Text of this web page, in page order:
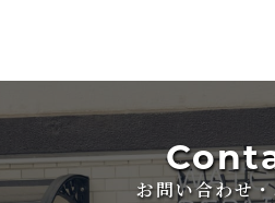
お問い合わせ